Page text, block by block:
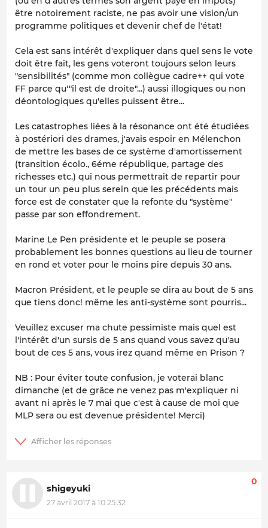
être notoirement raciste, ne pas avoir une vision/un
programme politiques et devenir chef de l'état!
Cela est sans intérêt d'expliquer dans quel sens le vote
doit être fait, les gens voteront toujours selon leurs
"sensibilités" (comme mon collègue cadre++ qui vote
FF parce qu'"il est de droite"...) aussi illogiques ou non
déontologiques qu'elles puissent être...
Les catastrophes liées à la résonance ont été étudiées
à postériori des drames, j'avais espoir en Mélenchon
de mettre les bases de ce système d'amortissement
(transition écolo., 6éme république, partage des
richesses etc.) qui nous permettrait de repartir pour
un tour un peu plus serein que les précédents mais
force est de constater que la refonte du "système"
passe par son effondrement.
Marine Le Pen présidente et le peuple se posera
probablement les bonnes questions au lieu de tourner
en rond et voter pour le moins pire depuis 30 ans.
Macron Président, et le peuple se dira au bout de 5 ans
que tiens donc! même les anti-système sont pourris...
Veuillez excuser ma chute pessimiste mais quel est
l'intérêt d'un sursis de 5 ans quand vous savez qu'au
bout de ces 5 ans, vous irez quand même en Prison ?
NB : Pour éviter toute confusion, je voterai blanc
dimanche (et de grâce ne venez pas m'expliquer ni
avant ni après le 7 mai que c'est à cause de moi que
MLP sera ou est devenue présidente! Merci)
shigeyuki
27 avril 2017 à 10:25:32
0